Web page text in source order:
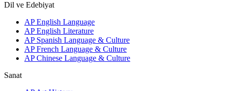
Dil ve Edebiyat
AP English Language
AP English Literature
AP Spanish Language & Culture
AP French Language & Culture
AP Chinese Language & Culture
Sanat